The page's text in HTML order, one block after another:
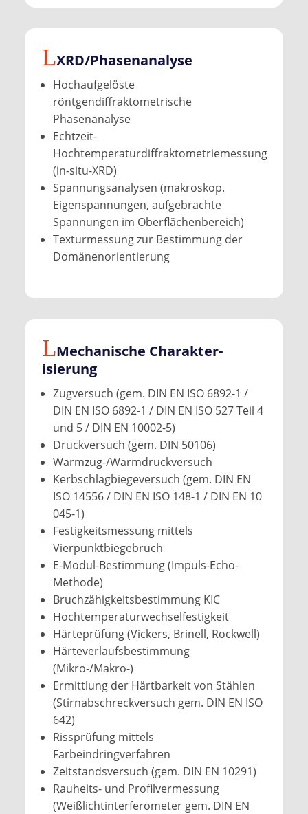
XRD/Phasen­analyse
Hochaufgelöste
röntgendiffraktometrische
Phasenanalyse
Echtzeit-
Hochtemperaturdiffraktometriemessung
(in-situ-XRD)
Spannungsanalysen (makroskop.
Eigenspannungen, aufgebrachte
Spannungen im Oberflächenbereich)
Texturmessung zur Bestimmung der
Domänenorientierung
Mechanische Charakter­
isierung
Zugversuch (gem. DIN EN ISO 6892-1 /
DIN EN ISO 6892-1 / DIN EN ISO 527 Teil 4
und 5 / DIN EN 10002-5)
Druckversuch (gem. DIN 50106)
Warmzug-/Warmdruckversuch
Kerbschlagbiegeversuch (gem. DIN EN
ISO 14556 / DIN EN ISO 148-1 / DIN EN 10
045-1)
Festigkeitsmessung mittels
Vierpunktbiegebruch
E-Modul-Bestimmung (Impuls-Echo-
Methode)
Bruchzähigkeitsbestimmung KIC
Hochtemperaturwechselfestigkeit
Härteprüfung (Vickers, Brinell, Rockwell)
Härteverlaufsbestimmung
(Mikro-/Makro-)
Ermittlung der Härtbarkeit von Stählen
(Stirnabschreckversuch gem. DIN EN ISO
642)
Rissprüfung mittels
Farbeindringverfahren
Zeitstandsversuch (gem. DIN EN 10291)
Rauheits- und Profilvermessung
(Weißlichtinterferometer gem. DIN EN